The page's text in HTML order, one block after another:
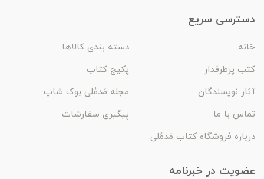
دسترسی سریع
خانه
دسته بندی کالاها
کتب پرطرفدار
پکیج کتاب
آثار نویسندگان
مجله مَدمُلی بوک شاپ
تماس با ما
پیگیری سفارشات
درباره فروشگاه کتاب مَدمُلی
عضویت در خبرنامه